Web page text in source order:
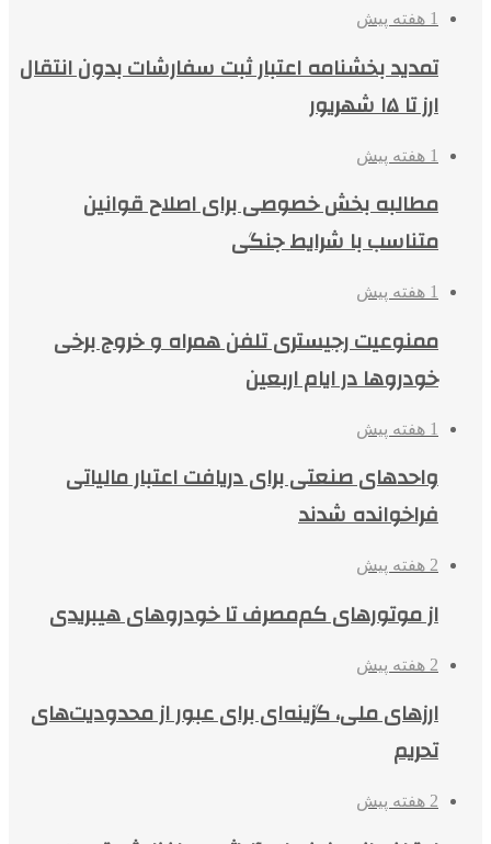
1 هفته پیش
تمدید بخشنامه اعتبار ثبت سفارشات بدون انتقال
ارز تا ۱۵ شهریور
1 هفته پیش
مطالبه بخش خصوصی برای اصلاح قوانین
متناسب با شرایط جنگی
1 هفته پیش
ممنوعیت رجیستری تلفن همراه و خروج برخی
خودروها در ایام اربعین
1 هفته پیش
واحدهای صنعتی برای دریافت اعتبار مالیاتی
فراخوانده شدند
2 هفته پیش
از موتورهای کم‌مصرف تا خودروهای هیبریدی
2 هفته پیش
ارزهای ملی، گزینه‌ای برای عبور از محدودیت‌های
تحریم
2 هفته پیش